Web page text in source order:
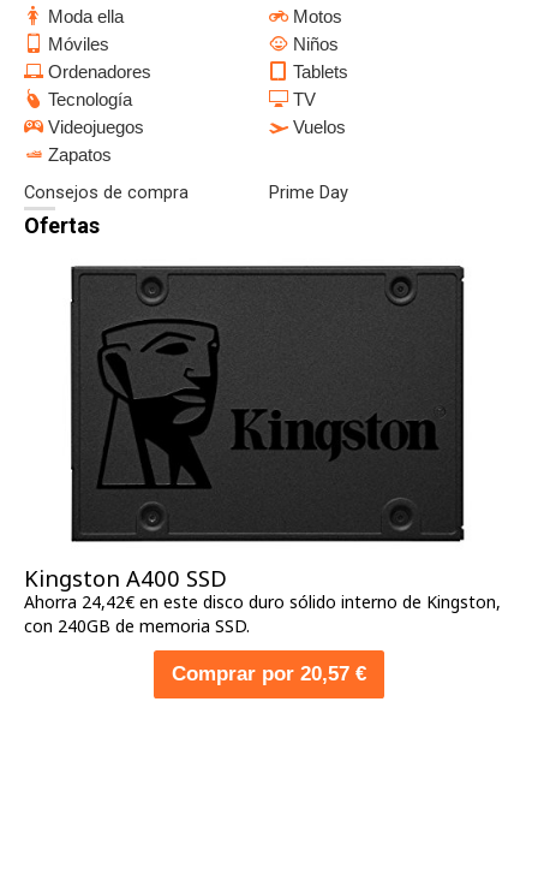
Moda ella
Motos
Móviles
Niños
Ordenadores
Tablets
Tecnología
TV
Videojuegos
Vuelos
Zapatos
Consejos de compra Prime Day
Ofertas
Kingston A400 SSD
Ahorra 24,42€ en este disco duro sólido interno de Kingston,
con 240GB de memoria SSD.
Comprar por 20,57 €